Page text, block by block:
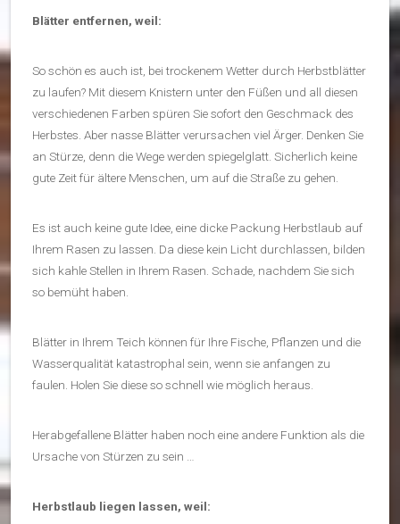
Blätter entfernen, weil:
So schön es auch ist, bei trockenem Wetter durch Herbstblätter
zu laufen? Mit diesem Knistern unter den Füßen und all diesen
verschiedenen Farben spüren Sie sofort den Geschmack des
Herbstes. Aber nasse Blätter verursachen viel Ärger. Denken Sie
an Stürze, denn die Wege werden spiegelglatt. Sicherlich keine
gute Zeit für ältere Menschen, um auf die Straße zu gehen.
Es ist auch keine gute Idee, eine dicke Packung Herbstlaub auf
Ihrem Rasen zu lassen. Da diese kein Licht durchlassen, bilden
sich kahle Stellen in Ihrem Rasen. Schade, nachdem Sie sich
so bemüht haben.
Blätter in Ihrem Teich können für Ihre Fische, Pflanzen und die
Wasserqualität katastrophal sein, wenn sie anfangen zu
faulen. Holen Sie diese so schnell wie möglich heraus.
Herabgefallene Blätter haben noch eine andere Funktion als die
Ursache von Stürzen zu sein …
Herbstlaub liegen lassen, weil: